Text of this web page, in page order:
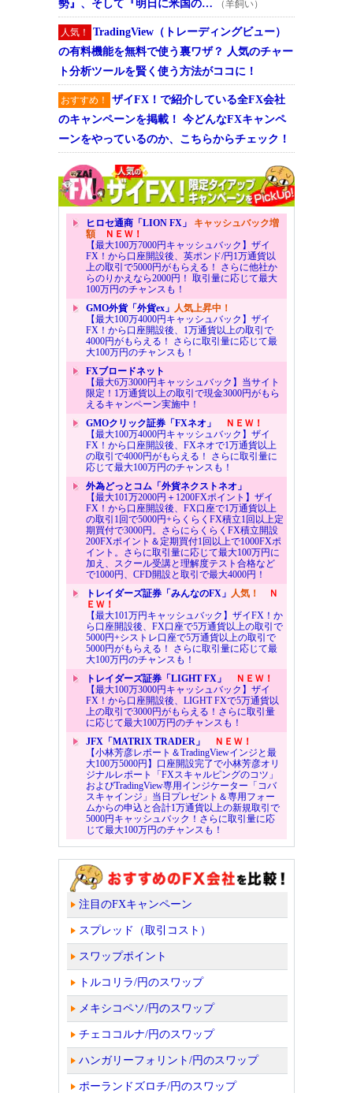
勢』、そして『明日に米国の… （羊飼い）
人気！
TradingView（トレーディングビュー）
の有料機能を無料で使う裏ワザ？ 人気のチャー
ト分析ツールを賢く使う方法がココに！
おすすめ！
ザイFX！で紹介している全FX会社
のキャンペーンを掲載！ 今どんなFXキャンペ
ーンをやっているのか、こちらからチェック！
ヒロセ通商「LION FX」 キャッシュバック増
額ＮＥＷ！
【最大100万7000円キャッシュバック】ザイ
FX！から口座開設後、英ポンド/円1万通貨以
上の取引で5000円がもらえる！ さらに他社か
らのりかえなら2000円！ 取引量に応じて最大
100万円のチャンスも！
GMO外貨「外貨ex」 人気上昇中！
【最大100万4000円キャッシュバック】ザイ
FX！から口座開設後、1万通貨以上の取引で
4000円がもらえる！ さらに取引量に応じて最
大100万円のチャンスも！
FXブロードネット
【最大6万3000円キャッシュバック】当サイト
限定！1万通貨以上の取引で現金3000円がもら
えるキャンペーン実施中！
GMOクリック証券「FXネオ」
ＮＥＷ！
【最大100万4000円キャッシュバック】ザイ
FX！から口座開設後、FXネオで1万通貨以上
の取引で4000円がもらえる！ さらに取引量に
応じて最大100万円のチャンスも！
外為どっとコム「外貨ネクストネオ」
【最大101万2000円＋1200FXポイント】ザイ
FX！から口座開設後、FX口座で1万通貨以上
の取引1回で5000円+らくらくFX積立1回以上定
期買付で3000円。さらにらくらくFX積立開設
200FXポイント＆定期買付1回以上で1000FXポ
イント。さらに取引量に応じて最大100万円に
加え、スクール受講と理解度テスト合格など
で1000円、CFD開設と取引で最大4000円！
トレイダーズ証券「みんなのFX」 人気！
Ｎ
ＥＷ！
【最大101万円キャッシュバック】ザイFX！か
ら口座開設後、FX口座で5万通貨以上の取引で
5000円+シストレ口座で5万通貨以上の取引で
5000円がもらえる！ さらに取引量に応じて最
大100万円のチャンスも！
トレイダーズ証券「LIGHT FX」
ＮＥＷ！
【最大100万3000円キャッシュバック】ザイ
FX！から口座開設後、LIGHT FXで5万通貨以
上の取引で3000円がもらえる！さらに取引量
に応じて最大100万円のチャンスも！
JFX「MATRIX TRADER」
ＮＥＷ！
【小林芳彦レポート＆TradingViewインジと最
大100万5000円】口座開設完了で小林芳彦オリ
ジナルレポート「FXスキャルピングのコツ」
およびTradingView専用インジケーター「コバ
スキャインジ」当日プレゼント＆専用フォー
ムからの申込と合計1万通貨以上の新規取引で
5000円キャッシュバック！さらに取引量に応
じて最大100万円のチャンスも！
注目のFXキャンペーン
スプレッド（取引コスト）
スワップポイント
トルコリラ/円のスワップ
メキシコペソ/円のスワップ
チェココルナ/円のスワップ
ハンガリーフォリント/円のスワップ
ポーランドズロチ/円のスワップ